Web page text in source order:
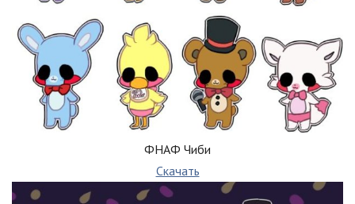
ФНАФ Чиби
Скачать